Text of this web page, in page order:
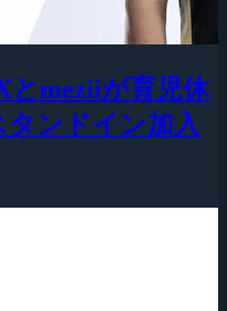
とmeziiが育児休
ンドイン加入